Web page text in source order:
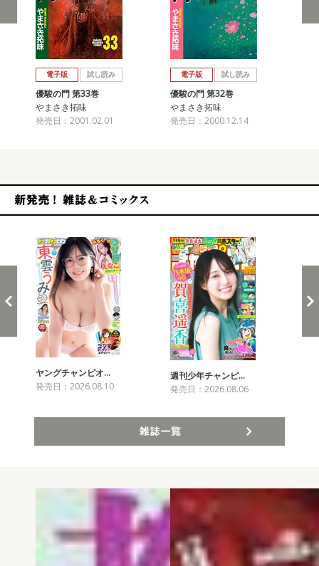
電子版 試し読み
優駿の門 第33巻
やまさき拓味
発売日：2001.02.01
電子版 試し読み
優駿の門 第32巻
やまさき拓味
発売日：2000.12.14
ヤングチャンピオ…
発売日：2026.08.10
週刊少年チャンピ…
発売日：2026.08.06